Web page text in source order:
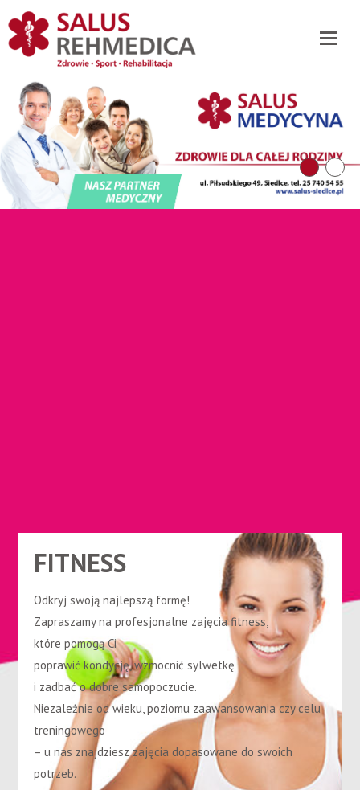
FITNESS
Odkryj swoją najlepszą formę!
Zapraszamy na profesjonalne zajęcia fitness,
które pomogą Ci
poprawić kondycję, wzmocnić sylwetkę
i zadbać o dobre samopoczucie.
Niezależnie od wieku, poziomu zaawansowania czy celu
treningowego
– u nas znajdziesz zajęcia dopasowane do swoich
potrzeb.